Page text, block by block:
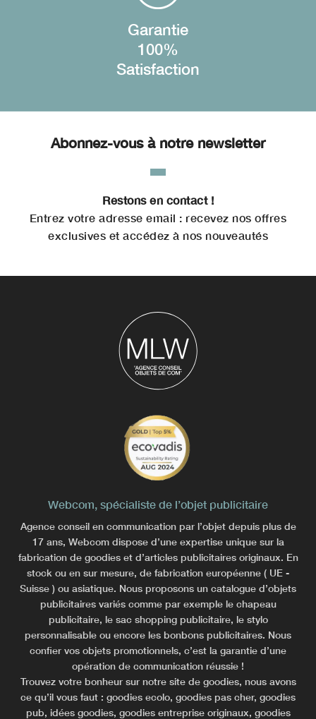
Garantie
100%
Satisfaction
Abonnez-vous à notre newsletter
Restons en contact !
Entrez votre adresse email : recevez nos offres
exclusives et accédez à nos nouveautés
Webcom, spécialiste de l’objet publicitaire
Agence conseil en communication par l’objet depuis plus de
17 ans, Webcom dispose d’une expertise unique sur la
fabrication de goodies et d’articles publicitaires originaux. En
stock ou en sur mesure, de fabrication européenne ( UE -
Suisse ) ou asiatique. Nous proposons un catalogue d’objets
publicitaires variés comme par exemple le chapeau
publicitaire, le sac shopping publicitaire, le stylo
personnalisable ou encore les bonbons publicitaires. Nous
confier vos objets promotionnels, c’est la garantie d’une
opération de communication réussie !
Trouvez votre bonheur sur notre site de goodies, nous avons
ce qu’il vous faut : goodies ecolo, goodies pas cher, goodies
pub, idées goodies, goodies entreprise originaux, goodies